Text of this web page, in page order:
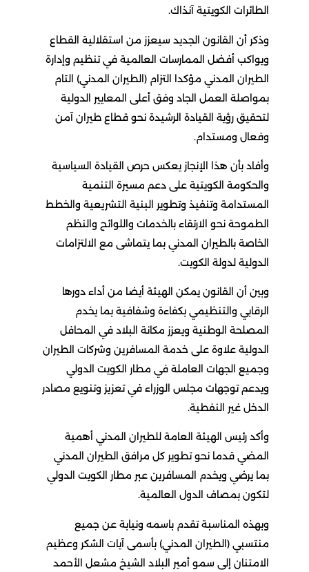
الطائرات الكويتية آنذاك.
وذكر أن القانون الجديد سيعزز من استقلالية القطاع
ويواكب أفضل الممارسات العالمية في تنظيم وإدارة
الطيران المدني مؤكدا التزام (الطيران المدني) التام
بمواصلة العمل الجاد وفق أعلى المعايير الدولية
لتحقيق رؤية القيادة الرشيدة نحو قطاع طيران آمن
وفعال ومستدام.
وأفاد بأن هذا الإنجاز يعكس حرص القيادة السياسية
والحكومة الكويتية على دعم مسيرة التنمية
المستدامة وتنفيذ وتطوير البنية التشريعية والخطط
الطموحة نحو الارتقاء بالخدمات واللوائح والنظم
الخاصة بالطيران المدني بما يتماشى مع الالتزامات
الدولية لدولة الكويت.
وبين أن القانون يمكن الهيئة أيضا من أداء دورها
الرقابي والتنظيمي بكفاءة وشفافية بما يخدم
المصلحة الوطنية ويعزز مكانة البلاد في المحافل
الدولية علاوة على خدمة المسافرين وشركات الطيران
وجميع الجهات العاملة في مطار الكويت الدولي
ويدعم توجهات مجلس الوزراء في تعزيز وتنويع مصادر
الدخل غير النفطية.
وأكد رئيس الهيئة العامة للطيران المدني أهمية
المضي قدما نحو تطوير كل مرافق الطيران المدني
بما يرضي ويخدم المسافرين عبر مطار الكويت الدولي
لتكون بمصاف الدول العالمية.
وبهذه المناسبة تقدم باسمه ونيابة عن جميع
منتسبي (الطيران المدني) بأسمى آيات الشكر وعظيم
الامتنان إلى سمو أمير البلاد الشيخ مشعل الأحمد